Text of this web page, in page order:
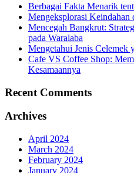
Berbagai Fakta Menarik
Mengeksplorasi
Mencegah Bangkrut:
pada Waralaba
Mengetahui Jenis Celemek
Cafe VS Coffee Shop:
Kesamaannya
Recent Comments
Archives
April 2024
March 2024
February 2024
January 2024